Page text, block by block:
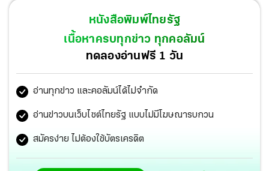
ปีงบประมาณ พ.ศ.2564 การดำเนินงานของกรมป่าไม้ถือว่า
ประสบความสำเร็จเป็นอย่างดี ดั่งสถิติจุดความร้อนจาก
ภาพถ่ายดาวเทียม Suomi NPP เซ็นเซอร์ VIIRS พบว่า
ระหว่างวันที่ 1 ม.ค.-31 พ.ค. มีจุดความร้อนในพื้นที่ป่าสงวน
แห่งชาติ จำนวน 30,293 จุด เป็นปริมาณที่ลดลงถึง 26,036
จุด เมื่อเทียบกับปี 2563
หนังสือพิมพ์ไทยรัฐ
เนื้อหาครบทุกข่าว ทุกคอลัมน์
ทดลองอ่านฟรี 1 วัน
อ่านทุกข่าว และคอลัมน์ได้ไม่จำกัด
อ่านข่าวบนเว็บไซต์ไทยรัฐ แบบไม่มีโฆษณารบกวน
สมัครง่าย ไม่ต้องใช้บัตรเครดิต